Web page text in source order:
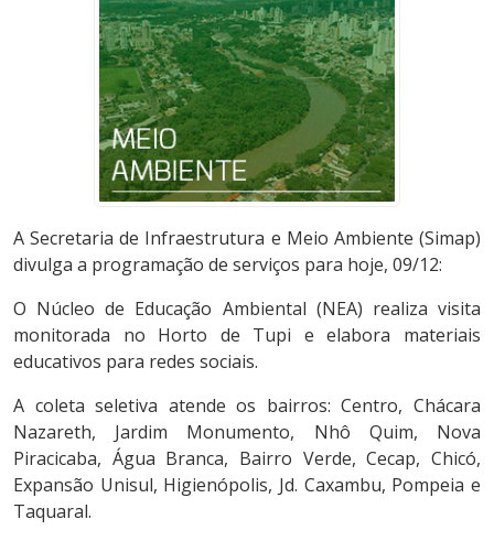
A Secretaria de Infraestrutura e Meio Ambiente (Simap)
divulga a programação de serviços para hoje, 09/12:
O Núcleo de Educação Ambiental (NEA) realiza visita
monitorada no Horto de Tupi e elabora materiais
educativos para redes sociais.
A coleta seletiva atende os bairros: Centro, Chácara
Nazareth, Jardim Monumento, Nhô Quim, Nova
Piracicaba, Água Branca, Bairro Verde, Cecap, Chicó,
Expansão Unisul, Higienópolis, Jd. Caxambu, Pompeia e
Taquaral.